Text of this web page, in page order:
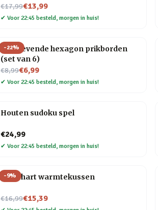
€17,99
Nu voor€13,99
✔ Voor 22:45 besteld, morgen in huis!
-22%
Zelfklevende hexagon prikborden
(set van 6)
€8,99
Nu voor€6,99
✔ Voor 22:45 besteld, morgen in huis!
Houten sudoku spel
€24,99
✔ Voor 22:45 besteld, morgen in huis!
-9%
Rood hart warmtekussen
€16,99
Nu voor€15,39